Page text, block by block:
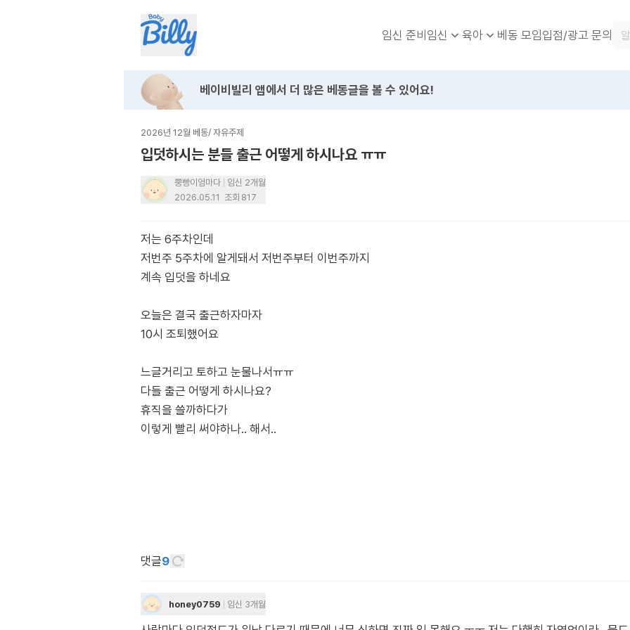
임신 준비임신 육아 베동 모임입점/광고 문의
베이비빌리 앱에서 더 많은 베동글을 볼 수 있어요!
2026년 12월 베동/ 자유주제
입덧하시는 분들 출근 어떻게 하시나요 ㅠㅠ
뿡빵이엄마다
임신 2개월
2026.05.11 조회 817
저는 6주차인데
저번주 5주차에 알게돼서 저번주부터 이번주까지
계속 입덧을 하네요
오늘은 결국 출근하자마자
10시 조퇴했어요
느글거리고 토하고 눈물나서ㅠㅠ
다들 출근 어떻게 하시나요?
휴직을 쓸까하다가
이렇게 빨리 써야하나.. 해서..
댓글9
honey0759 임신 3개월